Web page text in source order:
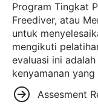
Program Tingkat
Freediver, atau
untuk
mengikuti
evaluasi ini
kenyamanan
Assesment